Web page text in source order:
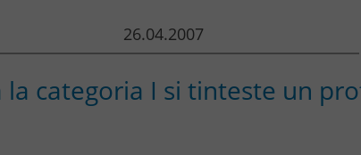
26.04.2007
categoria I si tinteste un